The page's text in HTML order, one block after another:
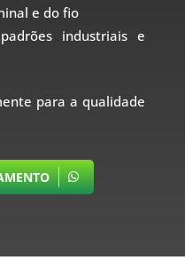
e do fio
industriais e
para a qualidade